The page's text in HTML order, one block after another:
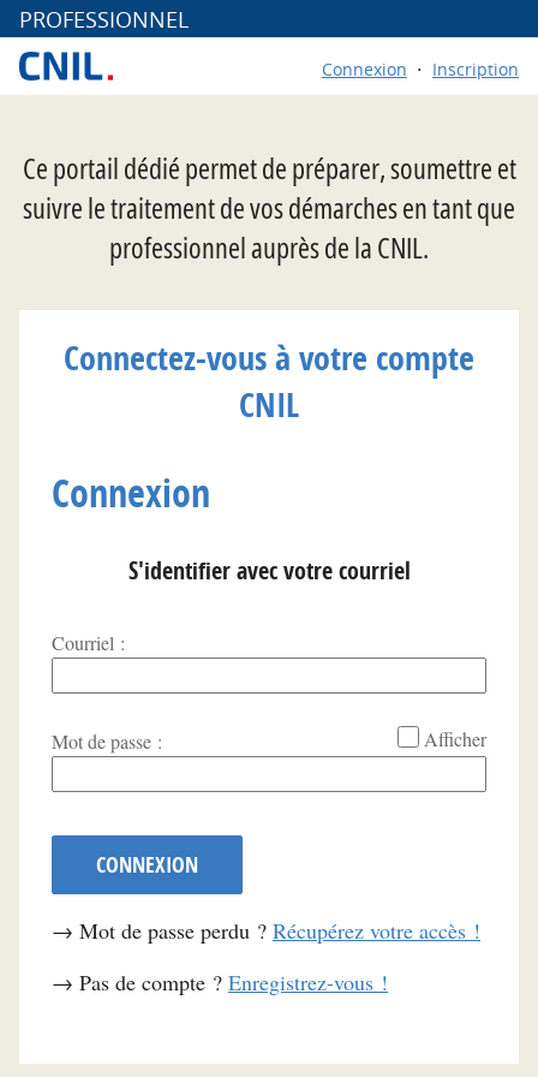
PROFESSIONNEL
Connexion Inscription
Ce portail dédié permet de préparer, soumettre et
suivre le traitement de vos démarches en tant que
professionnel auprès de la CNIL.
Connectez-vous à votre compte
CNIL
Connexion
S'identifier avec votre courriel
Courriel :
*
Mot de passe : Afficher
CONNEXION
→ Mot de passe perdu ? Récupérez votre accès !
→ Pas de compte ? Enregistrez-vous !